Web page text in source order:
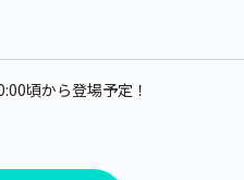
頃から登場予定！